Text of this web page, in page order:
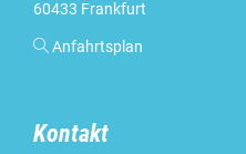
60433 Frankfurt
 Anfahrtsplan
Kontakt